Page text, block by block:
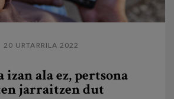
20 URTARRILA 2022
ala ez, pertsona
jarraitzen dut